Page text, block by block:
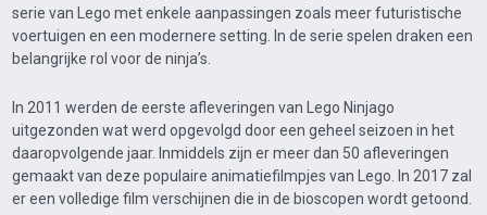
serie van Lego met enkele aanpassingen zoals meer futuristische
voertuigen en een modernere setting. In de serie spelen draken een
belangrijke rol voor de ninja’s.
In 2011 werden de eerste afleveringen van Lego Ninjago
uitgezonden wat werd opgevolgd door een geheel seizoen in het
daaropvolgende jaar. Inmiddels zijn er meer dan 50 afleveringen
gemaakt van deze populaire animatiefilmpjes van Lego. In 2017 zal
er een volledige film verschijnen die in de bioscopen wordt getoond.